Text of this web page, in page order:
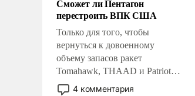
слабым, идти вперед и
адаптироваться.
Сможет ли Пентагон
перестроить ВПК США
Только для того, чтобы
вернуться к довоенному
объему запасов ракет
Tomahawk, THAAD и Patriot
США потребуется более трех
4 комментария